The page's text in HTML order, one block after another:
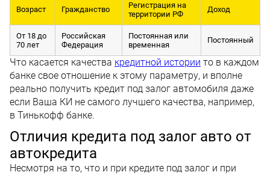
Возраст Гражданство
Регистрация на
территории РФ
Доход
От 18 до
70 лет
Российская
Федерация
Постоянная или
временная
Постоянный
Что касается качества кредитной истории то в каждом
банке свое отношение к этому параметру, и вполне
реально получить кредит под залог автомобиля даже
если Ваша КИ не самого лучшего качества, например,
в Тинькофф банке.
Отличия кредита под залог авто от
автокредита
Несмотря на то, что и при кредите под залог и при